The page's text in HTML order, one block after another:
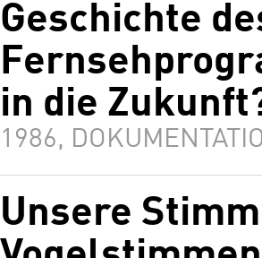
Geschichte
in die
1986,
Unsere